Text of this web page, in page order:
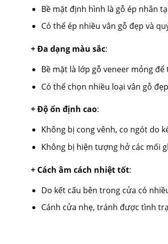
Bề mặt định hình là gỗ ép nhân
Có thể ép nhiều vân gỗ đẹp và
+ Đa dạng màu sắc:
Bề mặt là lớp gỗ veneer mỏng để
Có thể chọn nhiều loại vân gỗ
+ Độ ổn định cao:
Không bị cong vênh, co ngót do
Không bị hiện tượng hở các mối
+ Cách âm cách nhiệt tốt:
Do kết cấu bên trong cửa có
Cánh cửa nhẹ, tránh được tình